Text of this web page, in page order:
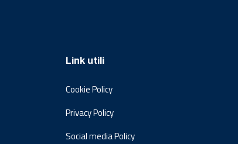
Link utili
Cookie Policy
Privacy Policy
Social media Policy